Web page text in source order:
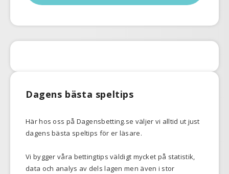
Dagens bästa speltips
Här hos oss på Dagensbetting.se väljer vi alltid ut just
dagens bästa speltips för er läsare.
Vi bygger våra bettingtips väldigt mycket på statistik,
data och analys av dels lagen men även i stor